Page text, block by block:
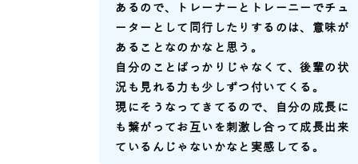
あるので、トレーナーとトレーニーでチュ
ーターとして同行したりするのは、意味が
あることなのかなと思う。
自分のことばっかりじゃなくて、後輩の状
況も見れる力も少しずつ付いてくる。
現にそうなってきてるので、自分の成長に
も繋がってお互いを刺激し合って成長出来
ているんじゃないかなと実感してる。